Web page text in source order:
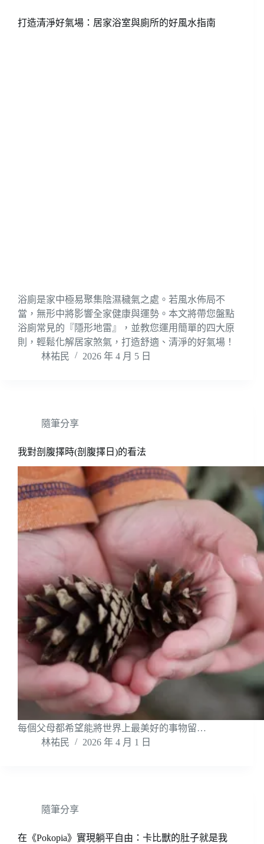
打造清淨好氣場：居家浴室與廁所的好風水指南
浴廁是家中極易聚集陰濕穢氣之處。若風水佈局不
當，無形中將影響全家健康與運勢。本文將帶您盤點
浴廁常見的『隱形地雷』，並教您運用簡單的四大原
則，輕鬆化解居家煞氣，打造舒適、清淨的好氣場！
林祐民
2026 年 4 月 5 日
隨筆分享
我對剖腹擇時(剖腹擇日)的看法
每個父母都希望能將世界上最美好的事物留…
林祐民
2026 年 4 月 1 日
隨筆分享
在《Pokopia》實現躺平自由：卡比獸的肚子就是我